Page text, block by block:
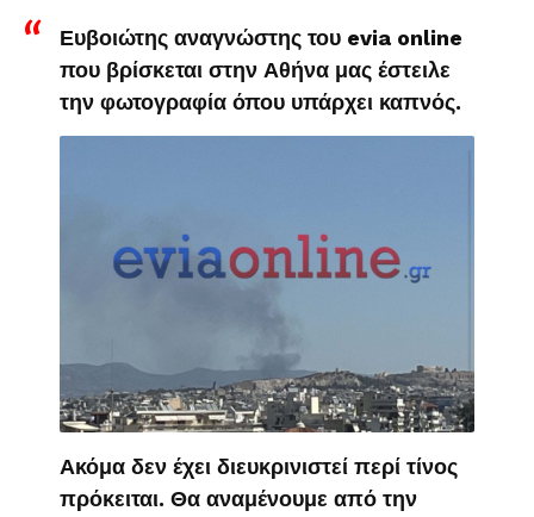
Ευβοιώτης αναγνώστης του evia online
που βρίσκεται στην Αθήνα μας έστειλε
την φωτογραφία όπου υπάρχει καπνός.
Ακόμα δεν έχει διευκρινιστεί περί τίνος
πρόκειται. Θα αναμένουμε από την